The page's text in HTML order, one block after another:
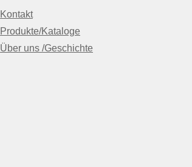
Kontakt
Produkte/Kataloge
Über uns /Geschichte